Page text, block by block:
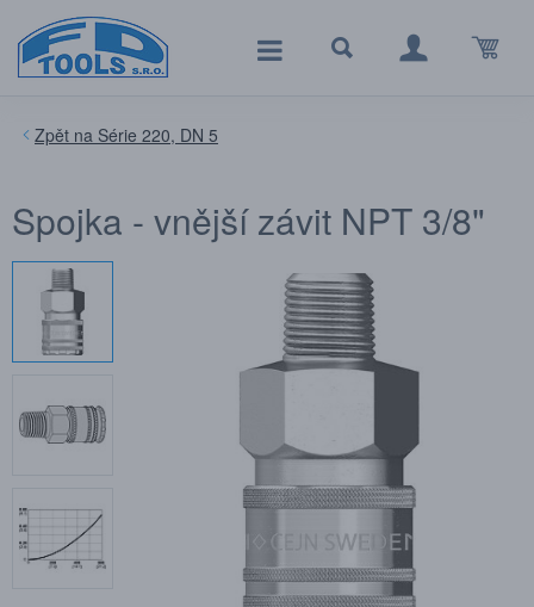
Série 220, DN 5
Spojka - vnější závit NPT 3/8"